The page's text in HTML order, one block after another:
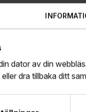
dator av din
dra tillbaka ditt